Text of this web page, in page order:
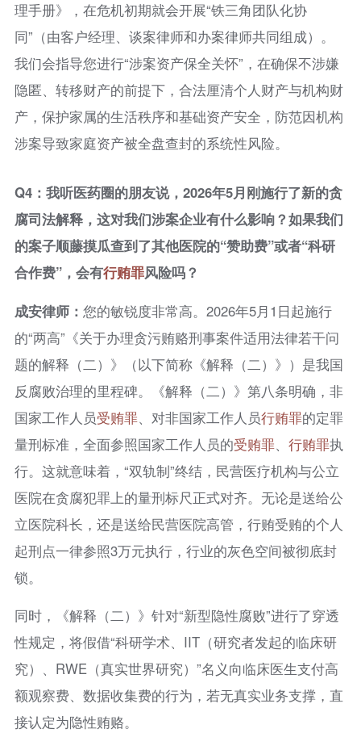
理手册》，在危机初期就会开展“铁三角团队化协
同”（由客户经理、谈案律师和办案律师共同组成）。
我们会指导您进行“涉案资产保全关怀”，在确保不涉嫌
隐匿、转移财产的前提下，合法厘清个人财产与机构财
产，保护家属的生活秩序和基础资产安全，防范因机构
涉案导致家庭资产被全盘查封的系统性风险。
Q4：我听医药圈的朋友说，2026年5月刚施行了新的贪
腐司法解释，这对我们涉案企业有什么影响？如果我们
的案子顺藤摸瓜查到了其他医院的“赞助费”或者“科研
合作费”，会有行贿罪风险吗？
成安律师： 您的敏锐度非常高。2026年5月1日起施行
的“两高”《关于办理贪污贿赂刑事案件适用法律若干问
题的解释（二）》（以下简称《解释（二）》）是我国
反腐败治理的里程碑。《解释（二）》第八条明确，非
国家工作人员受贿罪、对非国家工作人员行贿罪的定罪
量刑标准，全面参照国家工作人员的受贿罪、 行贿罪执
行。这就意味着，“双轨制”终结，民营医疗机构与公立
医院在贪腐犯罪上的量刑标尺正式对齐。无论是送给公
立医院科长，还是送给民营医院高管，行贿受贿的个人
起刑点一律参照3万元执行，行业的灰色空间被彻底封
锁。
同时，《解释（二）》针对“新型隐性腐败”进行了穿透
性规定，将假借“科研学术、IIT（研究者发起的临床研
究）、RWE（真实世界研究）”名义向临床医生支付高
额观察费、数据收集费的行为，若无真实业务支撑，直
接认定为隐性贿赂。